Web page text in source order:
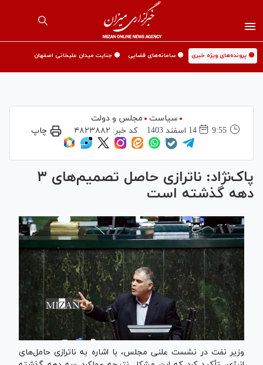
🟡 پرونده‌های ویژه خبری 🟡 سامانه‌های قضایی 🟡 جنایت میدان علیخانی اصفهان
سیاست
مجلس و دولت
9:55
14 اسفند 1403 کد خبر: ۴۸۲۳۸۸۲ چاپ
پاک‌نژاد: ناترازی حاصل تصمیم‌های ۳
دهه گذشته است
وزیر نفت در نشست علنی مجلس، با اشاره به ناترازی حامل‌های